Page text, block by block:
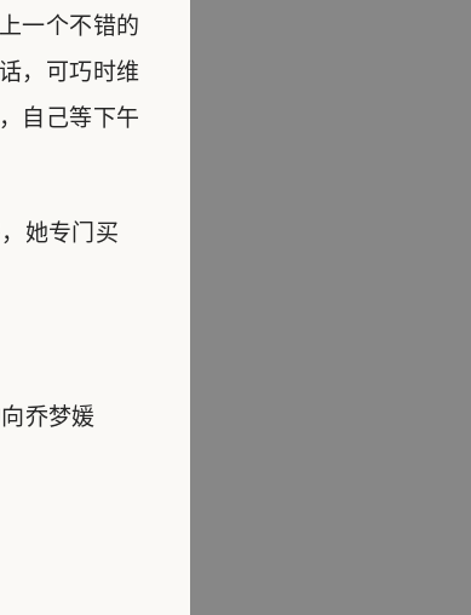
一个不错的
，可巧时维
自己等下午
她专门买
乔梦媛